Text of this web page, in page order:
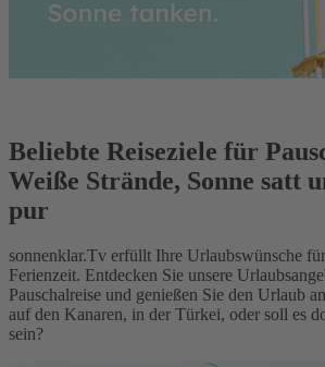
Beliebte Reiseziele für
Weiße Strände, Sonne satt
pur
sonnenklar.Tv erfüllt Ihre Urlaubswünsche
Ferienzeit. Entdecken Sie unsere
Pauschalreise und genießen Sie den Urlaub
auf den Kanaren, in der Türkei, oder soll es
sein?